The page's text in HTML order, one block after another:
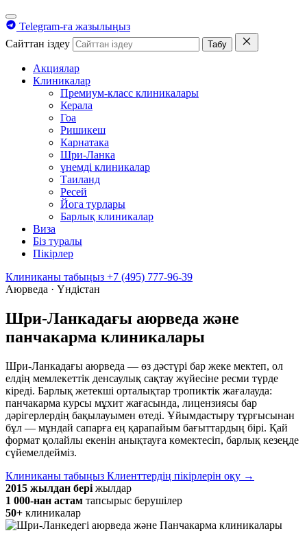
Telegram-ға жазылыңыз
Сайттан іздеу
Табу
Акциялар
Клиникалар
Премиум-класс клиникалары
Керала
Гоа
Ришикеш
Карнатака
Шри-Ланка
үнемді клиникалар
Таиланд
Ресей
Йога турлары
Барлық клиникалар
Виза
Біз туралы
Пікірлер
Клиниканы табыңыз +7 (495) 777-96-39
Аюрведа · Үндістан
Шри-Ланкадағы аюрведа және
панчакарма клиникалары
Шри-Ланкадағы аюрведа — өз дәстүрі бар жеке мектеп, ол
елдің мемлекеттік денсаулық сақтау жүйесіне ресми түрде
кіреді. Барлық жетекші орталықтар тропиктік жағалауда:
панчакарма курсы мұхит жағасында, лицензиясы бар
дәрігерлердің бақылауымен өтеді. Ұйымдастыру тұрғысынан
бұл — мұндай сапарға ең қарапайым бағыттардың бірі. Қай
формат қолайлы екенін анықтауға көмектесіп, барлық кезеңде
сүйемелдейміз.
Клиниканы табыңыз Клиенттердің пікірлерін оқу →
2015 жылдан бері жылдар
1 000-нан астам тапсырыс берушілер
50+ клиникалар